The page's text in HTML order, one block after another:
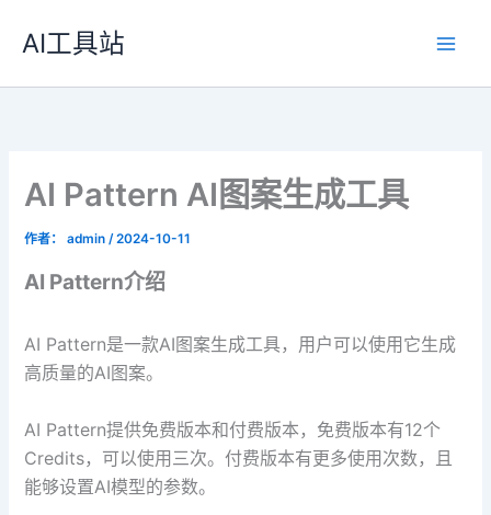
容
AI工具站
AI Pattern AI图案生成工具
作者： admin/2024-10-11
AI Pattern介绍
AI Pattern是一款AI图案生成工具，用户可以使用它生成
高质量的AI图案。
AI Pattern提供免费版本和付费版本，免费版本有12个
Credits，可以使用三次。付费版本有更多使用次数，且
能够设置AI模型的参数。